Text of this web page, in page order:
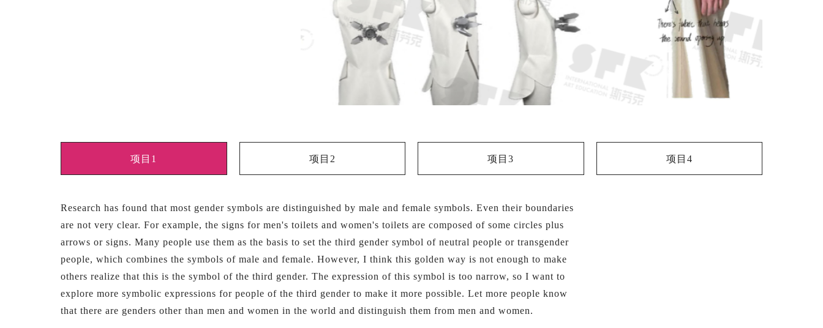
项目1 项目2 项目3 项目4
Research has found that most gender symbols are distinguished by male and female symbols. Even their boundaries
are not very clear. For example, the signs for men's toilets and women's toilets are composed of some circles plus
arrows or signs. Many people use them as the basis to set the third gender symbol of neutral people or transgender
people, which combines the symbols of male and female. However, I think this golden way is not enough to make
others realize that this is the symbol of the third gender. The expression of this symbol is too narrow, so I want to
explore more symbolic expressions for people of the third gender to make it more possible. Let more people know
that there are genders other than men and women in the world and distinguish them from men and women.